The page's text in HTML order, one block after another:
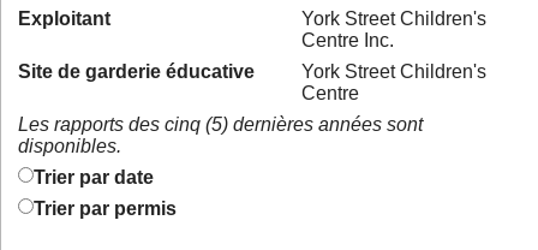
Exploitant
York Street Children's
Centre Inc.
Site de garderie éducative
York Street Children's
Centre
Les rapports des cinq (5) dernières années sont
disponibles.
Trier par date
Trier par permis